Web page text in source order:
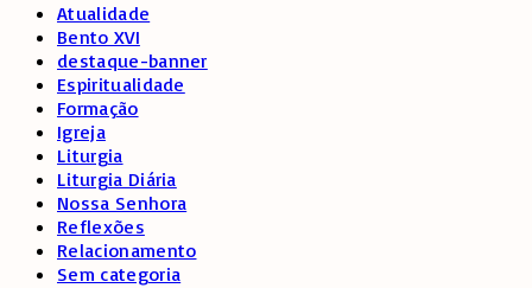
Atualidade
Bento XVI
destaque-banner
Espiritualidade
Formação
Igreja
Liturgia
Liturgia Diária
Nossa Senhora
Reflexões
Relacionamento
Sem categoria